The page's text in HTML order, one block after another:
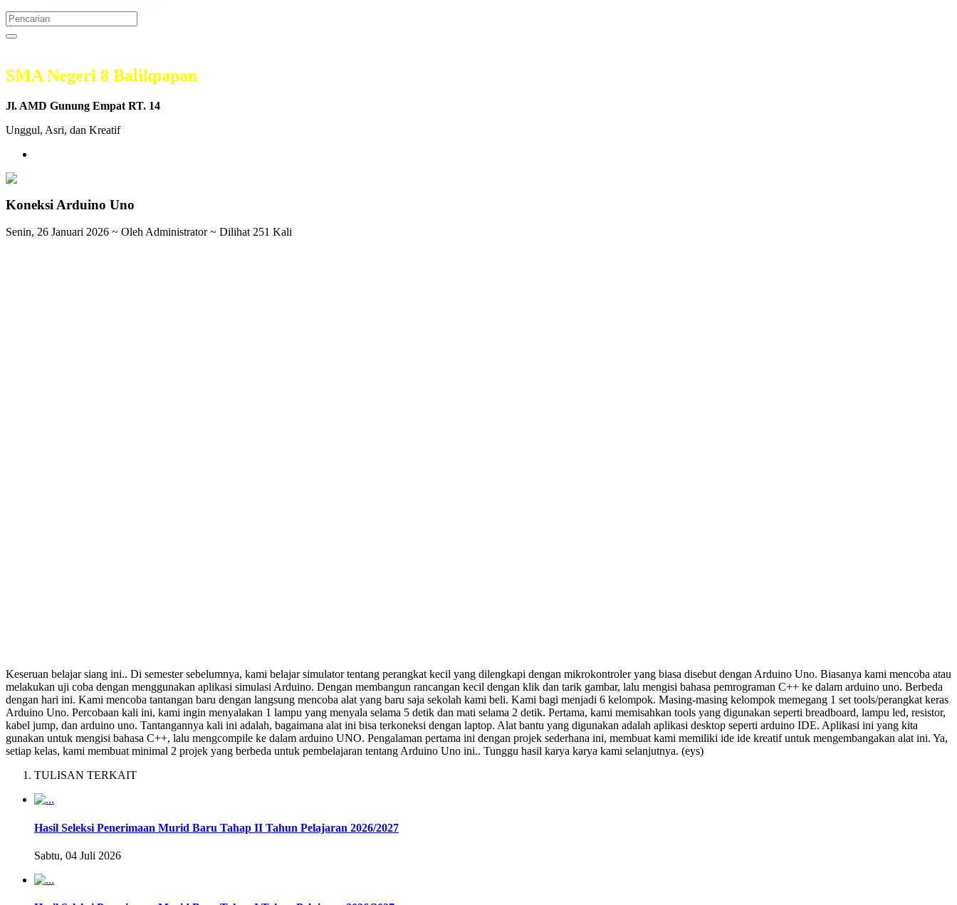
SMA Negeri 8 Balikpapan
Jl. AMD Gunung Empat RT. 14
Unggul, Asri, dan Kreatif
Koneksi Arduino Uno
Senin, 26 Januari 2026 ~ Oleh Administrator ~ Dilihat 251 Kali
Keseruan belajar siang ini.. Di semester sebelumnya, kami belajar simulator tentang perangkat kecil yang dilengkapi dengan mikrokontroler yang biasa disebut dengan Arduino Uno. Biasanya kami mencoba atau
melakukan uji coba dengan menggunakan aplikasi simulasi Arduino. Dengan membangun rancangan kecil dengan klik dan tarik gambar, lalu mengisi bahasa pemrograman C++ ke dalam arduino uno. Berbeda
dengan hari ini. Kami mencoba tantangan baru dengan langsung mencoba alat yang baru saja sekolah kami beli. Kami bagi menjadi 6 kelompok. Masing-masing kelompok memegang 1 set tools/perangkat keras
Arduino Uno. Percobaan kali ini, kami ingin menyalakan 1 lampu yang menyala selama 5 detik dan mati selama 2 detik. Pertama, kami memisahkan tools yang digunakan seperti breadboard, lampu led, resistor,
kabel jump, dan arduino uno. Tantangannya kali ini adalah, bagaimana alat ini bisa terkoneksi dengan laptop. Alat bantu yang digunakan adalah aplikasi desktop seperti arduino IDE. Aplikasi ini yang kita
gunakan untuk mengisi bahasa C++, lalu mengcompile ke dalam arduino UNO. Pengalaman pertama ini dengan projek sederhana ini, membuat kami memiliki ide ide kreatif untuk mengembangakan alat ini. Ya,
setiap kelas, kami membuat minimal 2 projek yang berbeda untuk pembelajaran tentang Arduino Uno ini.. Tunggu hasil karya karya kami selanjutnya. (eys)
TULISAN TERKAIT
Hasil Seleksi Penerimaan Murid Baru Tahap II Tahun Pelajaran 2026/2027
Sabtu, 04 Juli 2026